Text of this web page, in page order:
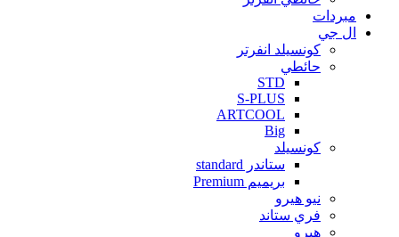
مبردات
ال جي
كونسيلد انفرتر
حائطي
STD
S-PLUS
ARTCOOL
Big
كونسيلد
ستاندر standard
بريميم Premium
نيو هيرو
فري ستاند
هيرو